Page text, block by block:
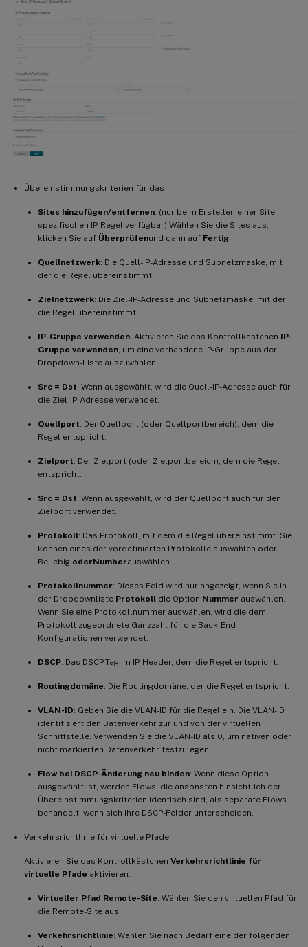
Übereinstimmungskriterien für das
Sites hinzufügen/entfernen: (nur beim Erstellen einer Site-
spezifischen IP-Regel verfügbar) Wählen Sie die Sites aus,
klicken Sie auf Überprüfenund dann auf Fertig.
Quellnetzwerk: Die Quell-IP-Adresse und Subnetzmaske, mit
der die Regel übereinstimmt.
Zielnetzwerk: Die Ziel-IP-Adresse und Subnetzmaske, mit der
die Regel übereinstimmt.
IP-Gruppe verwenden: Aktivieren Sie das Kontrollkästchen IP-
Gruppe verwenden, um eine vorhandene IP-Gruppe aus der
Dropdown-Liste auszuwählen.
Src = Dst: Wenn ausgewählt, wird die Quell-IP-Adresse auch für
die Ziel-IP-Adresse verwendet.
Quellport: Der Quellport (oder Quellportbereich), dem die
Regel entspricht.
Zielport: Der Zielport (oder Zielportbereich), dem die Regel
entspricht.
Src = Dst: Wenn ausgewählt, wird der Quellport auch für den
Zielport verwendet.
Protokoll: Das Protokoll, mit dem die Regel übereinstimmt. Sie
können eines der vordefinierten Protokolle auswählen oder
Beliebig oderNumberauswählen.
Protokollnummer: Dieses Feld wird nur angezeigt, wenn Sie in
der Dropdownliste Protokoll die Option Nummer auswählen.
Wenn Sie eine Protokollnummer auswählen, wird die dem
Protokoll zugeordnete Ganzzahl für die Back-End-
Konfigurationen verwendet.
DSCP: Das DSCP-Tag im IP-Header, dem die Regel entspricht.
Routingdomäne: Die Routingdomäne, der die Regel entspricht.
VLAN-ID: Geben Sie die VLAN-ID für die Regel ein. Die VLAN-ID
identifiziert den Datenverkehr zur und von der virtuellen
Schnittstelle. Verwenden Sie die VLAN-ID als 0, um nativen oder
nicht markierten Datenverkehr festzulegen.
Flow bei DSCP-Änderung neu binden: Wenn diese Option
ausgewählt ist, werden Flows, die ansonsten hinsichtlich der
Übereinstimmungskriterien identisch sind, als separate Flows
behandelt, wenn sich ihre DSCP-Felder unterscheiden.
Verkehrsrichtlinie für virtuelle Pfade
Aktivieren Sie das Kontrollkästchen Verkehrsrichtlinie für
virtuelle Pfade aktivieren.
Virtueller Pfad Remote-Site: Wählen Sie den virtuellen Pfad für
die Remote-Site aus.
Verkehrsrichtlinie: Wählen Sie nach Bedarf eine der folgenden